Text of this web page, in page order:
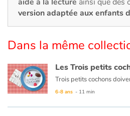
En famille
Quotidien et loisirs
À l'école
version adaptée aux enfants
Dans la même
Le texte est en français
6-8 ans - 11 min